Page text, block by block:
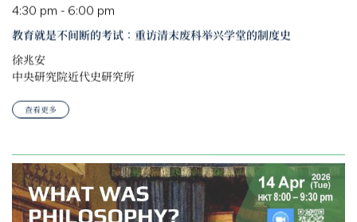
4:30 pm - 6:00 pm
教育就是不间断的考试：重访清末废科举兴学堂的制度史
徐兆安
中央研究院近代史研究所
查看更多